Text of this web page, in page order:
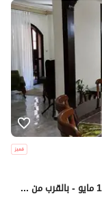
للإيجار المفروش شقــة 164 متر - سموحة - شارع 14 مايو - بالقرب من جامعة فاروس